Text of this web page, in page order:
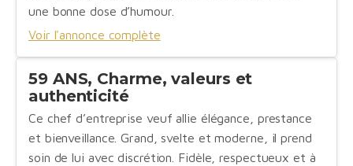
une bonne dose d’humour.
Voir l'annonce complète
59 ANS, Charme, valeurs et
authenticité
Ce chef d’entreprise veuf allie élégance, prestance
et bienveillance. Grand, svelte et moderne, il prend
soin de lui avec discrétion. Fidèle, respectueux et à